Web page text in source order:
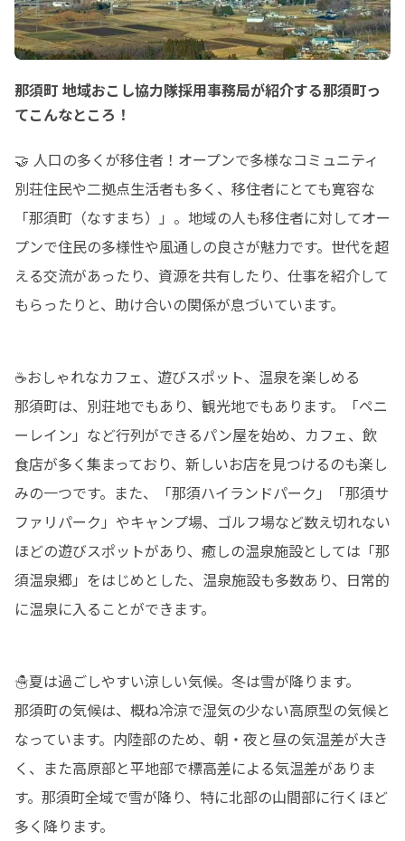
那須町 地域おこし協力隊採用事務局が紹介する那須町っ
てこんなところ！
🤝 人口の多くが移住者！オープンで多様なコミュニティ
別荘住民や二拠点生活者も多く、移住者にとても寛容な
「那須町（なすまち）」。地域の人も移住者に対してオー
プンで住民の多様性や風通しの良さが魅力です。世代を超
える交流があったり、資源を共有したり、仕事を紹介して
もらったりと、助け合いの関係が息づいています。
☕おしゃれなカフェ、遊びスポット、温泉を楽しめる
那須町は、別荘地でもあり、観光地でもあります。「ペニ
ーレイン」など行列ができるパン屋を始め、カフェ、飲
食店が多く集まっており、新しいお店を見つけるのも楽し
みの一つです。また、「那須ハイランドパーク」「那須サ
ファリパーク」やキャンプ場、ゴルフ場など数え切れない
ほどの遊びスポットがあり、癒しの温泉施設としては「那
須温泉郷」をはじめとした、温泉施設も多数あり、日常的
に温泉に入ることができます。
☃夏は過ごしやすい涼しい気候。冬は雪が降ります。
那須町の気候は、概ね冷涼で湿気の少ない高原型の気候と
なっています。内陸部のため、朝・夜と昼の気温差が大き
く、また高原部と平地部で標高差による気温差がありま
す。那須町全域で雪が降り、特に北部の山間部に行くほど
多く降ります。